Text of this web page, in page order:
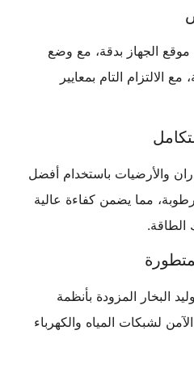
الجهاز بدقة، مع وضع
الالتزام التام بمعايير
والأرضيات باستخدام أفضل
مما يضمن كفاءة عالية
الطاقة.
البخار المزودة بأنظمة
لشبكات المياه والكهرباء